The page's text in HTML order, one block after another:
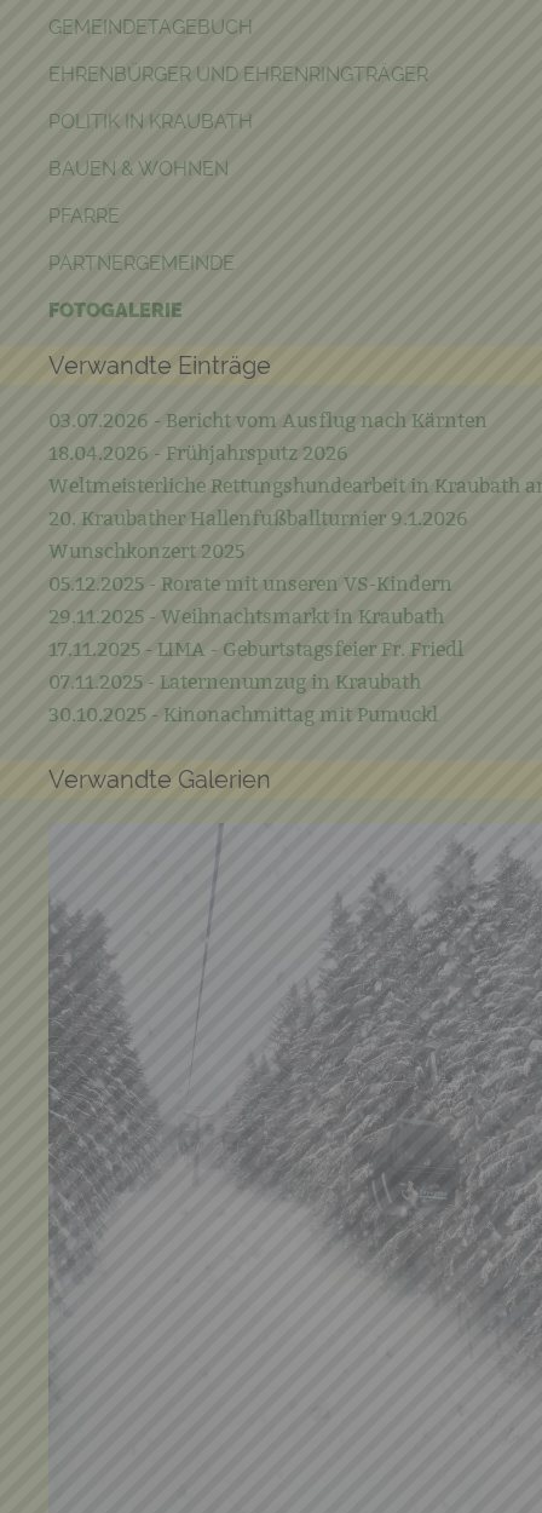
GEMEINDETAGEBUCH
EHRENBÜRGER UND EHRENRINGTRÄGER
POLITIK IN KRAUBATH
BAUEN & WOHNEN
PFARRE
PARTNERGEMEINDE
FOTOGALERIE
Verwandte Einträge
03.07.2026 - Bericht vom Ausflug nach Kärnten
18.04.2026 - Frühjahrsputz 2026
Weltmeisterliche Rettungshundearbeit in Kraubath
20. Kraubather Hallenfußballturnier 9.1.2026
Wunschkonzert 2025
05.12.2025 - Rorate mit unseren VS-Kindern
29.11.2025 - Weihnachtsmarkt in Kraubath
17.11.2025 - LIMA - Geburtstagsfeier Fr. Friedl
07.11.2025 - Laternenumzug in Kraubath
30.10.2025 - Kinonachmittag mit Pumuckl
Verwandte Galerien